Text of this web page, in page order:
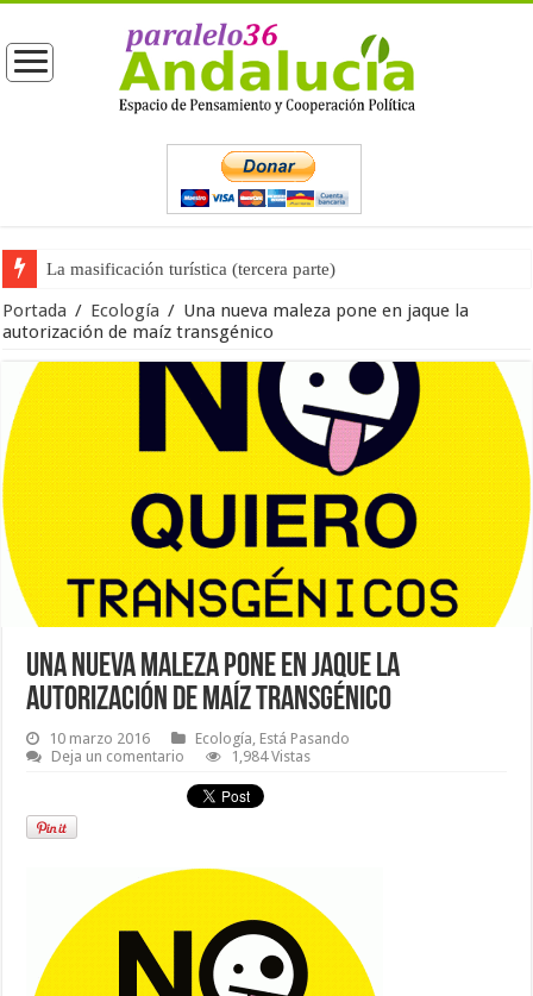
La opinión pública ante las próximas elecciones generales
Portada / Ecología / Una nueva maleza pone en jaque la
autorización de maíz transgénico
Una nueva maleza pone en jaque la
autorización de maíz transgénico
10 marzo 2016 Ecología Está Pasando
Deja un comentario
1,984 Vistas